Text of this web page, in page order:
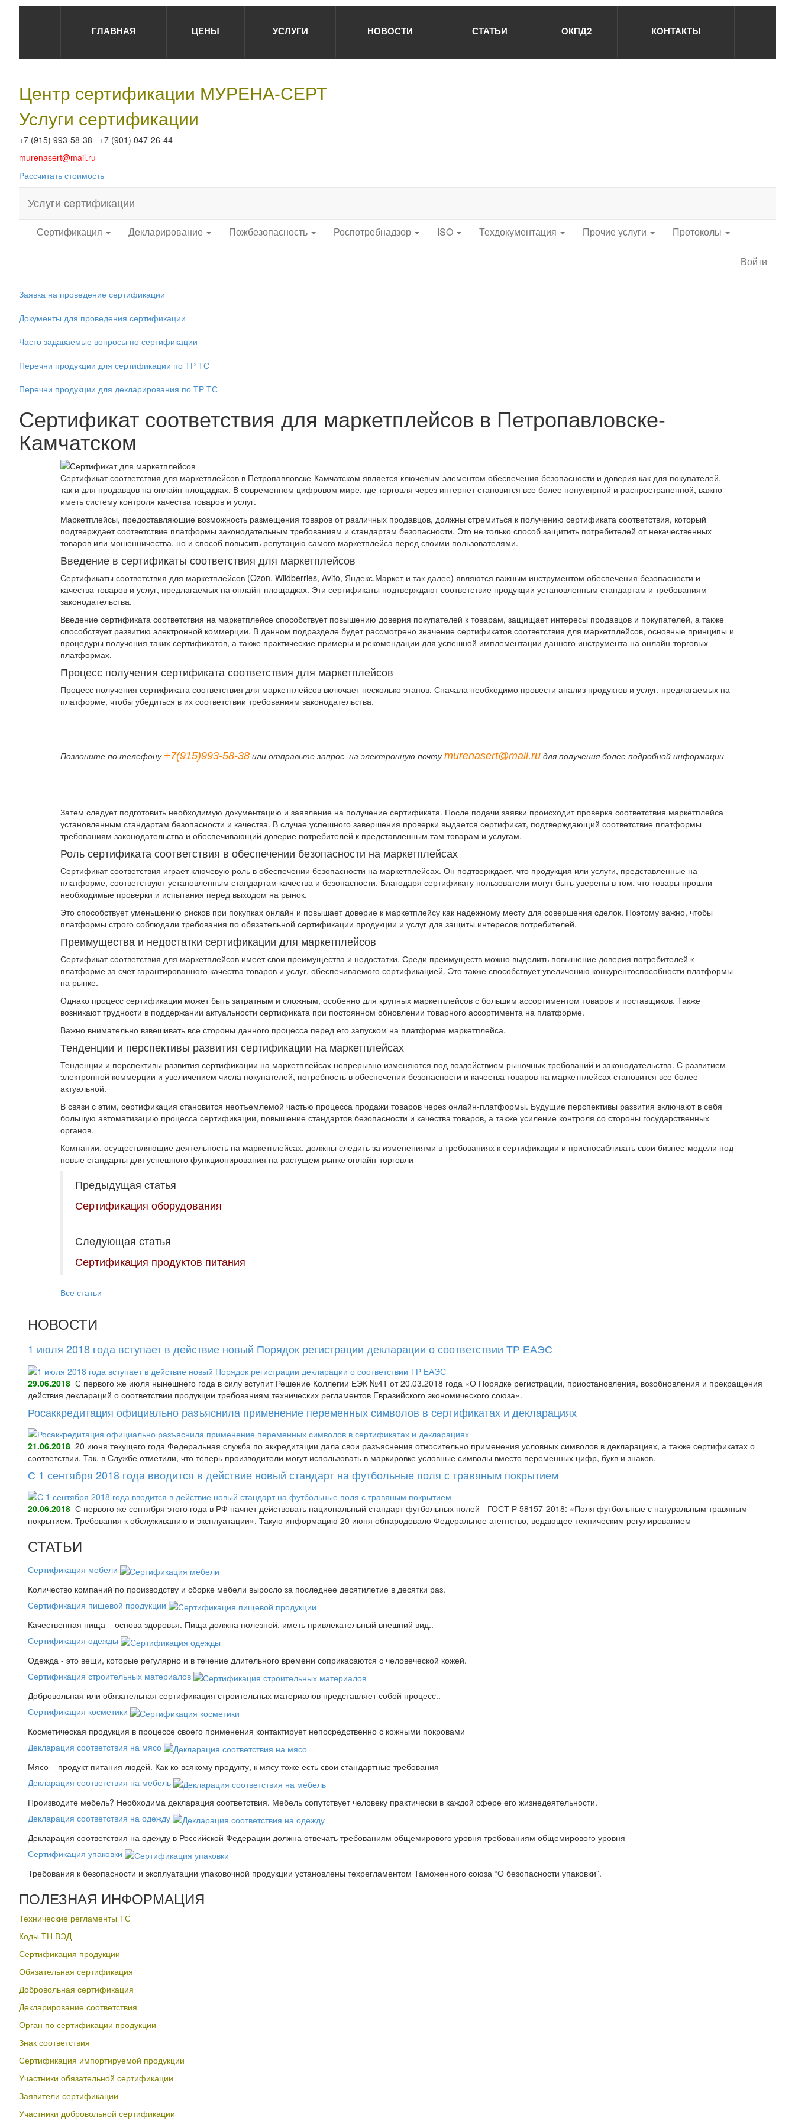
ГЛАВНАЯ ЦЕНЫ УСЛУГИ НОВОСТИ СТАТЬИ ОКПД2 КОНТАКТЫ
Центр сертификации МУРЕНА-СЕРТ
Услуги сертификации
+7 (915) 993-58-38 +7 (901) 047-26-44
murenasert@mail.ru
Рассчитать стоимость
Услуги сертификации
Сертификация Декларирование Пожбезопасность Роспотребнадзор ISO Техдокументация Прочие услуги Протоколы
Войти
Заявка на проведение сертификации
Документы для проведения сертификации
Часто задаваемые вопросы по сертификации
Перечни продукции для сертификации по ТР ТС
Перечни продукции для декларирования по ТР ТС
Сертификат соответствия для маркетплейсов в Петропавловске-
Камчатском
Сертификат соответствия для маркетплейсов в Петропавловске-Камчатском является ключевым элементом обеспечения безопасности и доверия как для покупателей,
так и для продавцов на онлайн-площадках. В современном цифровом мире, где торговля через интернет становится все более популярной и распространенной, важно
иметь систему контроля качества товаров и услуг.
Маркетплейсы, предоставляющие возможность размещения товаров от различных продавцов, должны стремиться к получению сертификата соответствия, который
подтверждает соответствие платформы законодательным требованиям и стандартам безопасности. Это не только способ защитить потребителей от некачественных
товаров или мошенничества, но и способ повысить репутацию самого маркетплейса перед своими пользователями.
Введение в сертификаты соответствия для маркетплейсов
Сертификаты соответствия для маркетплейсов (Ozon, Wildberries, Avito, Яндекс.Маркет и так далее) являются важным инструментом обеспечения безопасности и
качества товаров и услуг, предлагаемых на онлайн-площадках. Эти сертификаты подтверждают соответствие продукции установленным стандартам и требованиям
законодательства.
Введение сертификата соответствия на маркетплейсе способствует повышению доверия покупателей к товарам, защищает интересы продавцов и покупателей, а также
способствует развитию электронной коммерции. В данном подразделе будет рассмотрено значение сертификатов соответствия для маркетплейсов, основные принципы и
процедуры получения таких сертификатов, а также практические примеры и рекомендации для успешной имплементации данного инструмента на онлайн-торговых
платформах.
Процесс получения сертификата соответствия для маркетплейсов
Процесс получения сертификата соответствия для маркетплейсов включает несколько этапов. Сначала необходимо провести анализ продуктов и услуг, предлагаемых на
платформе, чтобы убедиться в их соответствии требованиям законодательства.
Позвоните по телефону +7(915)993-58-38 или отправьте запрос на электронную почтуmurenasert@mail.ru для получения более подробной информации
Затем следует подготовить необходимую документацию и заявление на получение сертификата. После подачи заявки происходит проверка соответствия маркетплейса
установленным стандартам безопасности и качества. В случае успешного завершения проверки выдается сертификат, подтверждающий соответствие платформы
требованиям законодательства и обеспечивающий доверие потребителей к представленным там товарам и услугам.
Роль сертификата соответствия в обеспечении безопасности на маркетплейсах
Сертификат соответствия играет ключевую роль в обеспечении безопасности на маркетплейсах. Он подтверждает, что продукция или услуги, представленные на
платформе, соответствуют установленным стандартам качества и безопасности. Благодаря сертификату пользователи могут быть уверены в том, что товары прошли
необходимые проверки и испытания перед выходом на рынок.
Это способствует уменьшению рисков при покупках онлайн и повышает доверие к маркетплейсу как надежному месту для совершения сделок. Поэтому важно, чтобы
платформы строго соблюдали требования по обязательной сертификации продукции и услуг для защиты интересов потребителей.
Преимущества и недостатки сертификации для маркетплейсов
Сертификат соответствия для маркетплейсов имеет свои преимущества и недостатки. Среди преимуществ можно выделить повышение доверия потребителей к
платформе за счет гарантированного качества товаров и услуг, обеспечиваемого сертификацией. Это также способствует увеличению конкурентоспособности платформы
на рынке.
Однако процесс сертификации может быть затратным и сложным, особенно для крупных маркетплейсов с большим ассортиментом товаров и поставщиков. Также
возникают трудности в поддержании актуальности сертификата при постоянном обновлении товарного ассортимента на платформе.
Важно внимательно взвешивать все стороны данного процесса перед его запуском на платформе маркетплейса.
Тенденции и перспективы развития сертификации на маркетплейсах
Тенденции и перспективы развития сертификации на маркетплейсах непрерывно изменяются под воздействием рыночных требований и законодательства. С развитием
электронной коммерции и увеличением числа покупателей, потребность в обеспечении безопасности и качества товаров на маркетплейсах становится все более
актуальной.
В связи с этим, сертификация становится неотъемлемой частью процесса продажи товаров через онлайн-платформы. Будущие перспективы развития включают в себя
большую автоматизацию процесса сертификации, повышение стандартов безопасности и качества товаров, а также усиление контроля со стороны государственных
органов.
Компании, осуществляющие деятельность на маркетплейсах, должны следить за изменениями в требованиях к сертификации и приспосабливать свои бизнес-модели под
новые стандарты для успешного функционирования на растущем рынке онлайн-торговли
Предыдущая статья
Сертификация оборудования
Следующая статья
Сертификация продуктов питания
Все статьи
НОВОСТИ
1 июля 2018 года вступает в действие новый Порядок регистрации декларации о соответствии ТР ЕАЭС
29.06.2018 С первого же июля нынешнего года в силу вступит Решение Коллегии ЕЭК №41 от 20.03.2018 года «О Порядке регистрации, приостановления, возобновления и прекращения
действия деклараций о соответствии продукции требованиям технических регламентов Евразийского экономического союза».
Росаккредитация официально разъяснила применение переменных символов в сертификатах и декларациях
21.06.2018 20 июня текущего года Федеральная служба по аккредитации дала свои разъяснения относительно применения условных символов в декларациях, а также сертификатах о
соответствии. Так, в Службе отметили, что теперь производители могут использовать в маркировке условные символы вместо переменных цифр, букв и знаков.
С 1 сентября 2018 года вводится в действие новый стандарт на футбольные поля с травяным покрытием
20.06.2018 С первого же сентября этого года в РФ начнет действовать национальный стандарт футбольных полей - ГОСТ Р 58157-2018: «Поля футбольные с натуральным травяным
покрытием. Требования к обслуживанию и эксплуатации». Такую информацию 20 июня обнародовало Федеральное агентство, ведающее техническим регулированием
СТАТЬИ
Сертификация мебели
Количество компаний по производству и сборке мебели выросло за последнее десятилетие в десятки раз.
Сертификация пищевой продукции
Качественная пища – основа здоровья. Пища должна полезной, иметь привлекательный внешний вид..
Сертификация одежды
Одежда - это вещи, которые регулярно и в течение длительного времени соприкасаются с человеческой кожей.
Сертификация строительных материалов
Добровольная или обязательная сертификация строительных материалов представляет собой процесс..
Сертификация косметики
Косметическая продукция в процессе своего применения контактирует непосредственно с кожными покровами
Декларация соответствия на мясо
Мясо – продукт питания людей. Как ко всякому продукту, к мясу тоже есть свои стандартные требования
Декларация соответствия на мебель
Производите мебель? Необходима декларация соответствия. Мебель сопутствует человеку практически в каждой сфере его жизнедеятельности.
Декларация соответствия на одежду
Декларация соответствия на одежду в Российской Федерации должна отвечать требованиям общемирового уровня требованиям общемирового уровня
Сертификация упаковки
Требования к безопасности и эксплуатации упаковочной продукции установлены техрегламентом Таможенного союза “О безопасности упаковки”.
ПОЛЕЗНАЯ ИНФОРМАЦИЯ
Технические регламенты ТС
Коды ТН ВЭД
Сертификация продукции
Обязательная сертификация
Добровольная сертификация
Декларирование соответствия
Орган по сертификации продукции
Знак соответствия
Сертификация импортируемой продукции
Участники обязательной сертификации
Заявители сертификации
Участники добровольной сертификации